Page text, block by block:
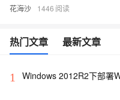
花海沙 1446
热门文章 最新文章
1
Windows 2012R2下部署